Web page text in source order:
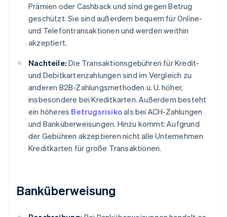
Prämien oder Cashback und sind gegen Betrug
geschützt. Sie sind außerdem bequem für Online-
und Telefontransaktionen und werden weithin
akzeptiert.
Nachteile: Die Transaktionsgebühren für Kredit-
und Debitkartenzahlungen sind im Vergleich zu
anderen B2B-Zahlungsmethoden u. U. höher,
insbesondere bei Kreditkarten. Außerdem besteht
ein höheres Betrugsrisikoals bei ACH-Zahlungen
und Banküberweisungen. Hinzu kommt: Aufgrund
der Gebühren akzeptieren nicht alle Unternehmen
Kreditkarten für große Transaktionen.
Banküberweisung